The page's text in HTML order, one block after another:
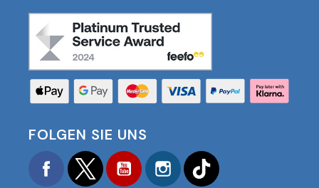
FOLGEN SIE UNS
FacebookTwitter YouTubeInstagram